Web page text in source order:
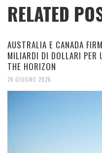
RELATED
AUSTRALIA E CANADA
MILIARDI DI DOLLARI PER
THE HORIZON
24 GIUGNO 2026